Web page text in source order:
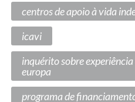
centros de apoio à vida
icavi
inquérito sobre
europa
programa de